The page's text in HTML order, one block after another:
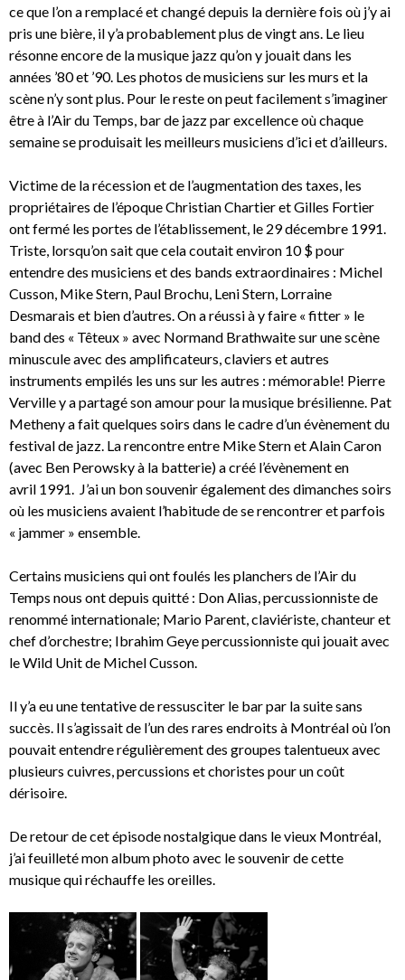
ce que l’on a remplacé et changé depuis la dernière fois où j’y ai
pris une bière, il y’a probablement plus de vingt ans. Le lieu
résonne encore de la musique jazz qu’on y jouait dans les
années ’80 et ’90. Les photos de musiciens sur les murs et la
scène n’y sont plus. Pour le reste on peut facilement s’imaginer
être à l’Air du Temps, bar de jazz par excellence où chaque
semaine se produisait les meilleurs musiciens d’ici et d’ailleurs.
Victime de la récession et de l’augmentation des taxes, les
propriétaires de l’époque Christian Chartier et Gilles Fortier
ont fermé les portes de l’établissement, le 29 décembre 1991.
Triste, lorsqu’on sait que cela coutait environ 10 $ pour
entendre des musiciens et des bands extraordinaires : Michel
Cusson, Mike Stern, Paul Brochu, Leni Stern, Lorraine
Desmarais et bien d’autres. On a réussi à y faire « fitter » le
band des « Têteux » avec Normand Brathwaite sur une scène
minuscule avec des amplificateurs, claviers et autres
instruments empilés les uns sur les autres : mémorable! Pierre
Verville y a partagé son amour pour la musique brésilienne. Pat
Metheny a fait quelques soirs dans le cadre d’un évènement du
festival de jazz. La rencontre entre Mike Stern et Alain Caron
(avec Ben Perowsky à la batterie) a créé l’évènement en
avril 1991. J’ai un bon souvenir également des dimanches soirs
où les musiciens avaient l’habitude de se rencontrer et parfois
« jammer » ensemble.
Certains musiciens qui ont foulés les planchers de l’Air du
Temps nous ont depuis quitté : Don Alias, percussionniste de
renommé internationale; Mario Parent, claviériste, chanteur et
chef d’orchestre; Ibrahim Geye percussionniste qui jouait avec
le Wild Unit de Michel Cusson.
Il y’a eu une tentative de ressusciter le bar par la suite sans
succès. Il s’agissait de l’un des rares endroits à Montréal où l’on
pouvait entendre régulièrement des groupes talentueux avec
plusieurs cuivres, percussions et choristes pour un coût
dérisoire.
De retour de cet épisode nostalgique dans le vieux Montréal,
j’ai feuilleté mon album photo avec le souvenir de cette
musique qui réchauffe les oreilles.